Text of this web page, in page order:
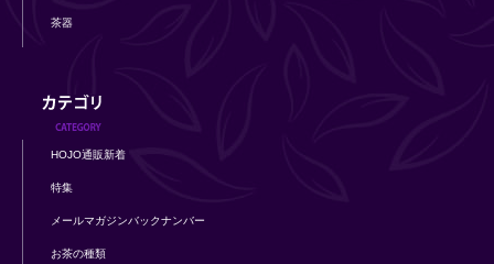
茶器
HOJO通販新着
特集
メールマガジンバックナンバー
お茶の種類